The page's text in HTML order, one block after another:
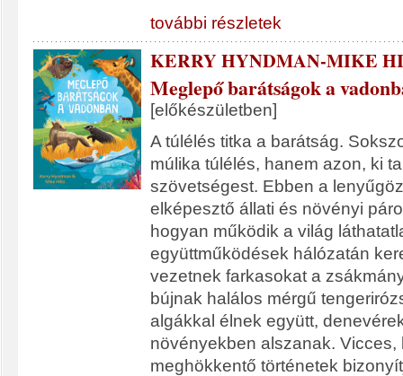
további részletek
KERRY HYNDMAN-MIKE
Meglepő barátságok a
[előkészületben]
A túlélés titka a barátság.
múlika túlélés, hanem azon, ki
szövetségest. Ebben a
elképesztő állati és növényi
hogyan működik a világ
együttműködések hálózatán
vezetnek farkasokat a
bújnak halálos mérgű
algákkal élnek együtt,
növényekben alszanak. Vicces,
meghökkentő történetek